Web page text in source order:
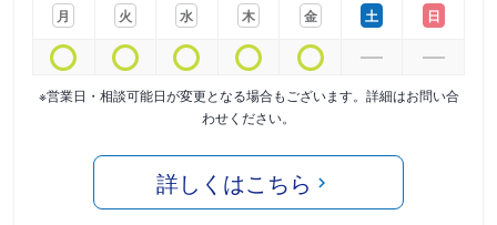
月
火
水
木
金
土
日
※営業日・相談可能日が変更となる場合もございます。詳細はお問い合
わせください。
詳しくはこちら